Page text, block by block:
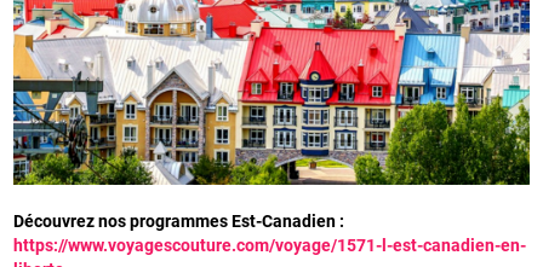
Découvrez nos programmes Est-Canadien :
https://www.voyagescouture.com/voyage/1571-l-est-canadien-en-